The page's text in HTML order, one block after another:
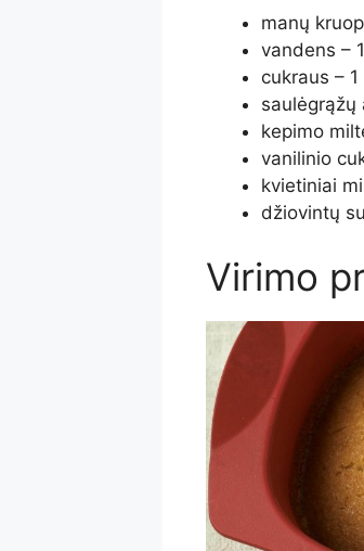
manų
vandens –
cukraus –
saulėgrąžų
kepimo
vanilinio
kvietiniai
džiovintų
Virimo